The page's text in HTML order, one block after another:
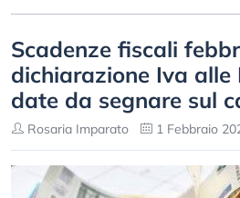
Scadenze fiscali
dichiarazione Iva alle
date da segnare sul
Rosaria Imparato 1 Febbraio